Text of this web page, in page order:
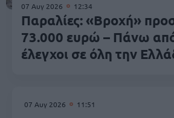
07 Αυγ 2026 12:34
Παραλίες: «Βροχή»
73.000 ευρώ – Πάνω
έλεγχοι σε όλη την
07 Αυγ 2026 11:51